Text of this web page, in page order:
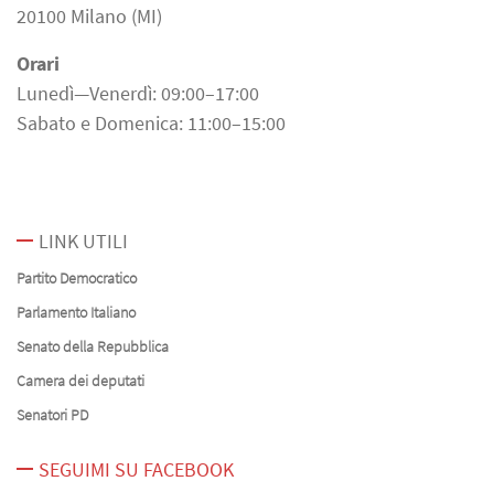
20100 Milano (MI)
Orari
Lunedì—Venerdì: 09:00–17:00
Sabato e Domenica: 11:00–15:00
LINK UTILI
Partito Democratico
Parlamento Italiano
Senato della Repubblica
Camera dei deputati
Senatori PD
SEGUIMI SU FACEBOOK